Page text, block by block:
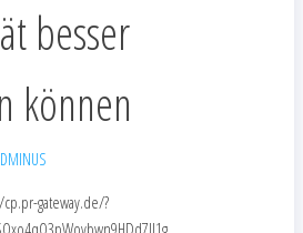
besser
können
gateway.de/?